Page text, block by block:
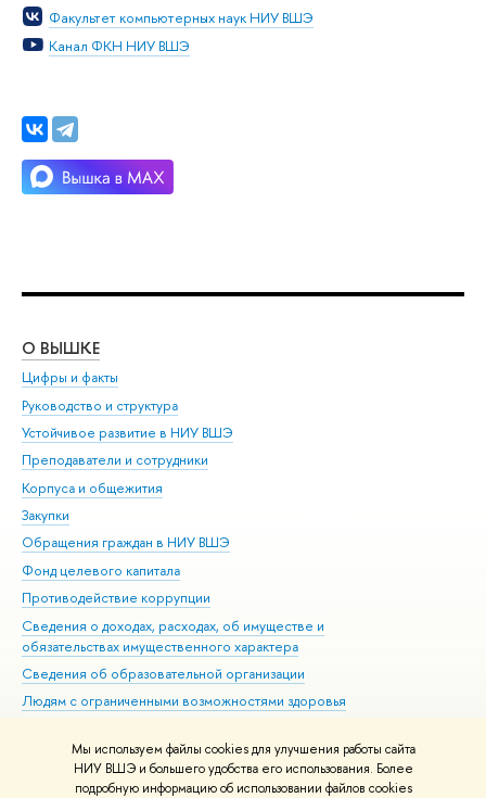
Мы используем файлы cookies для улучшения работы сайта
НИУ ВШЭ и большего удобства его использования. Более
подробную информацию об использовании файлов cookies
Факультет компьютерных наук НИУ ВШЭ
Канал ФКН НИУ ВШЭ
О ВЫШКЕ
Цифры и факты
Руководство и структура
Устойчивое развитие в НИУ ВШЭ
Преподаватели и сотрудники
Корпуса и общежития
Закупки
Обращения граждан в НИУ ВШЭ
Фонд целевого капитала
Противодействие коррупции
Сведения о доходах, расходах, об имуществе и
обязательствах имущественного характера
Сведения об образовательной организации
Людям с ограниченными возможностями здоровья
Работа в Вышке